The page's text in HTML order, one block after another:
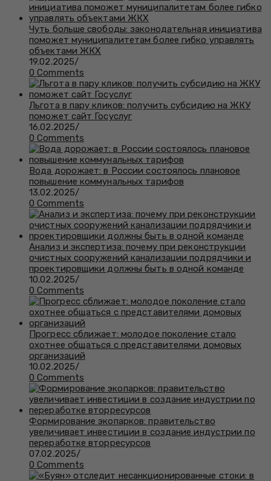
Чуть больше свободы: законодательная инициатива
поможет муниципалитетам более гибко управлять
объектами ЖКХ
19.02.2025/
0 Comments
Льгота в пару кликов: получить субсидию на ЖКУ
поможет сайт Госуслуг
16.02.2025/
0 Comments
Вода дорожает: в России состоялось плановое
повышение коммунальных тарифов
13.02.2025/
0 Comments
Анализ и экспертиза: почему при реконструкции
очистных сооружений канализации подрядчики и
проектировщики должны быть в одной команде
10.02.2025/
0 Comments
Прогресс сближает: молодое поколение стало
охотнее общаться с представителями домовых
организаций
10.02.2025/
0 Comments
Формирование экопарков: правительство
увеличивает инвестиции в создание индустрии по
переработке вторресурсов
07.02.2025/
0 Comments